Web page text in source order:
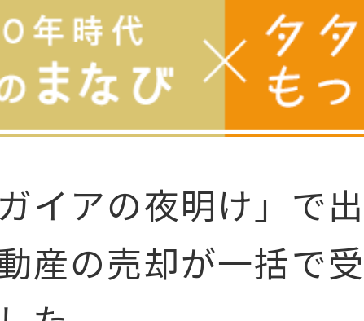
イアの夜明け」で
産の売却が一括で